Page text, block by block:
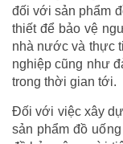
đối với sản phẩm
thiết để bảo vệ
nhà nước và thực
nghiệp cũng như
trong thời gian tới.
Đối với việc xây
sản phẩm đồ